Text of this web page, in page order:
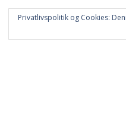
Privatlivspolitik og Cookies: